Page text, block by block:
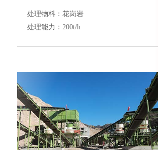
处理物料 ：花岗岩
处理能力 ：200t/h